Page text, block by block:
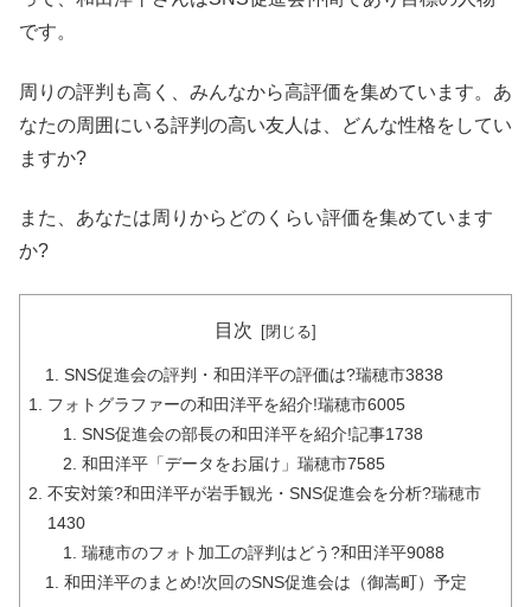
です。
周りの評判も高く、みんなから高評価を集めています。あ
なたの周囲にいる評判の高い友人は、どんな性格をしてい
ますか?
また、あなたは周りからどのくらい評価を集めています
か?
目次
SNS促進会の評判・和田洋平の評価は?瑞穂市3838
フォトグラファーの和田洋平を紹介!瑞穂市6005
SNS促進会の部長の和田洋平を紹介!記事1738
和田洋平「データをお届け」瑞穂市7585
不安対策?和田洋平が岩手観光・SNS促進会を分析?瑞穂市
1430
瑞穂市のフォト加工の評判はどう?和田洋平9088
和田洋平のまとめ!次回のSNS促進会は（御嵩町）予定